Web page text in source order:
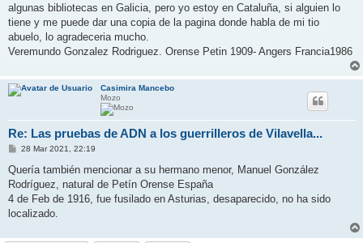
algunas bibliotecas en Galicia, pero yo estoy en Cataluña, si alguien lo
tiene y me puede dar una copia de la pagina donde habla de mi tio
abuelo, lo agradeceria mucho.
Veremundo Gonzalez Rodriguez. Orense Petin 1909- Angers Francia1986
Casimira Mancebo
Mozo
Re: Las pruebas de ADN a los guerrilleros de Vilavella...
M
n
a
j
28 Mar 2021, 22:19
Quería también mencionar a su hermano menor, Manuel González
Rodríguez, natural de Petín Orense España
4 de Feb de 1916, fue fusilado en Asturias, desaparecido, no ha sido
localizado.